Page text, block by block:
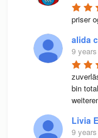
priser
alida
9
bin
Livia
9